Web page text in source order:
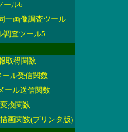
ール6
一画像調査ツール
調査ツール5
取得関数
ール受信関数
ール送信関数
換関数
画関数(プリンタ版)